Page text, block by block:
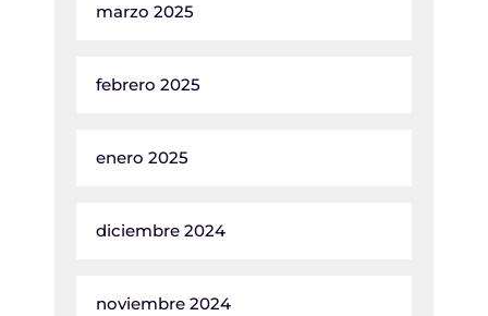
marzo 2025
febrero 2025
enero 2025
diciembre 2024
noviembre 2024